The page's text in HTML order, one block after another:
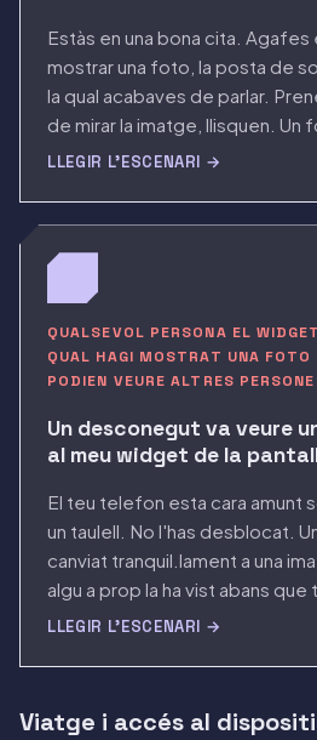
Estàs en una bona cita.
mostrar una foto, la posta de
la qual acabaves de parlar.
de mirar la imatge, llisquen.
un altre, cap enrere al carret de
LLEGIR L'ESCENARI →
QUALSEVOL PERSONA EL
QUAL HAGI MOSTRAT UNA FOTO
PODIEN VEURE ALTRES
Un desconegut va veure
al meu widget de la
El teu telefon esta cara amunt
un taulell. No l'has desblocat.
canviat tranquil.lament a una
algu a prop la ha vist abans que
LLEGIR L'ESCENARI →
Viatge i accés al